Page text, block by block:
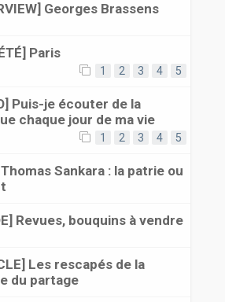
Georges Brassens
Paris
1 2 3 4 5
Puis-je écouter de la
chaque jour de ma vie
1 2 3 4 5
Thomas Sankara : la patrie ou
Revues, bouquins à vendre
Les rescapés de la
du partage